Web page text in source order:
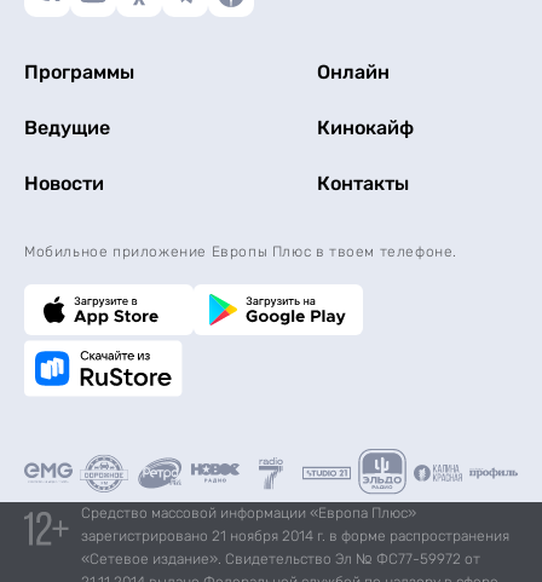
Программы Онлайн
Ведущие Кинокайф
Новости Контакты
Мобильное приложение Европы Плюс в твоем телефоне.
Средство массовой информации «Европа Плюс»
зарегистрировано 21 ноября 2014 г. в форме распространения
«Сетевое издание». Свидетельство Эл № ФС77-59972 от